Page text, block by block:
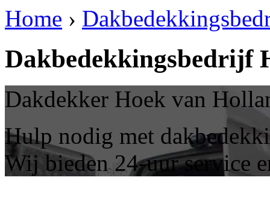
Home ›
Dakbedekkingsbedrijf
Dakdekker Hoek van
Hulp nodig met
Wij bieden 24-uur service